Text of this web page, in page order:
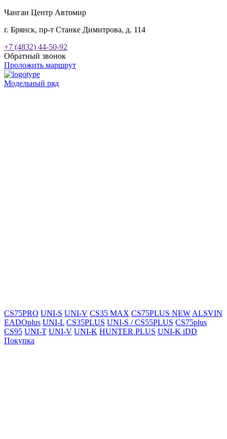
Чанган Центр Автомир
г. Брянск, пр-т Станке Димитрова, д. 114
+7 (4832) 44-50-92
Обратный звонок
Проложить маршрут
Модельный ряд
CS75PRO UNI-S UNI-V CS35 MAX CS75PLUS NEW ALSVIN
EADOplus UNI-L CS35PLUS UNI-S / CS55PLUS CS75plus
CS95 UNI-T UNI-V UNI-K HUNTER PLUS UNI-K iDD
Покупка